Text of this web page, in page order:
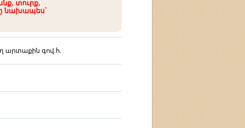
տուրք,
նախապես`
գով.հ.